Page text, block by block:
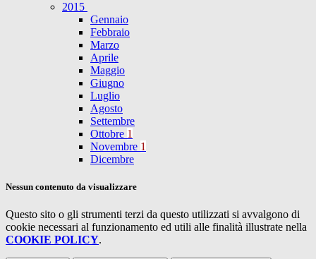
2015
Gennaio
Febbraio
Marzo
Aprile
Maggio
Giugno
Luglio
Agosto
Settembre
Ottobre 1
Novembre 1
Dicembre
Nessun contenuto da visualizzare
Questo sito o gli strumenti terzi da questo utilizzati si avvalgono di
cookie necessari al funzionamento ed utili alle finalità illustrate nella
COOKIE POLICY.